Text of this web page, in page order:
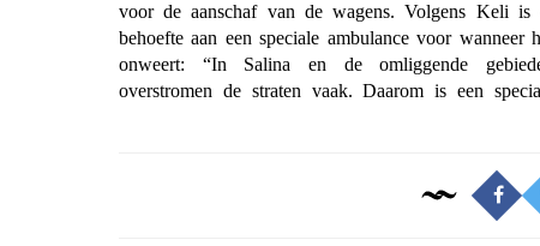
voor de aanschaf van de wagens. Volgens Keli is
behoefte aan een speciale ambulance voor wanneer
onweert: “In Salina en de omliggende
overstromen de straten vaak. Daarom is een